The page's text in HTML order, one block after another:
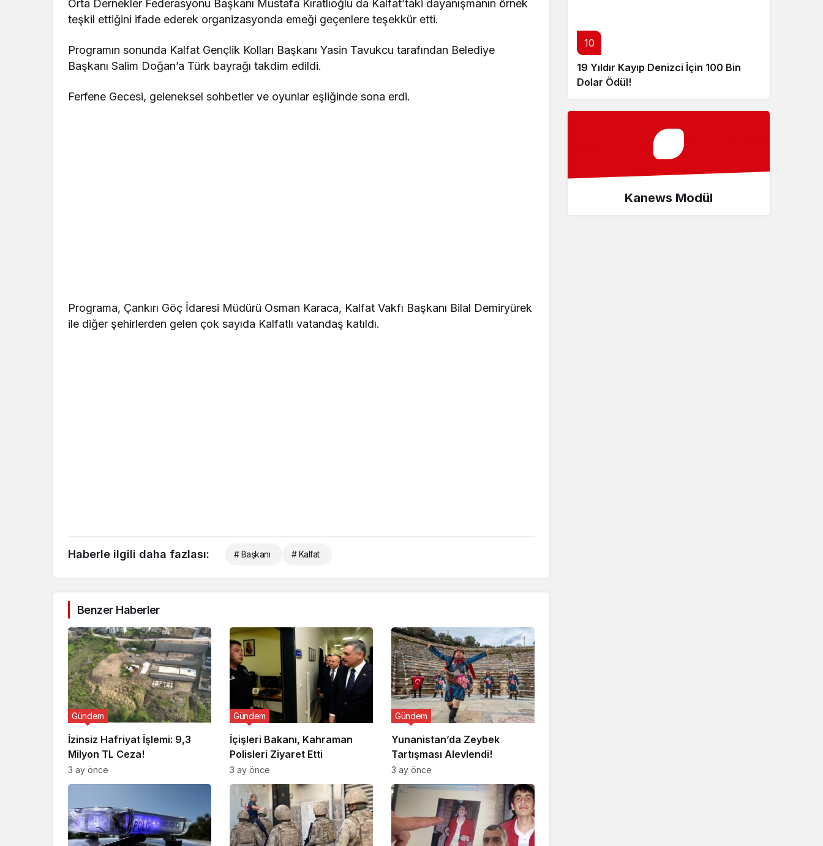
Orta Dernekler Federasyonu Başkanı Mustafa Kıratlıoğlu da Kalfat’taki dayanışmanın örnek
teşkil ettiğini ifade ederek organizasyonda emeği geçenlere teşekkür etti.
Programın sonunda Kalfat Gençlik Kolları Başkanı Yasin Tavukcu tarafından Belediye
Başkanı Salim Doğan’a Türk bayrağı takdim edildi.
Ferfene Gecesi, geleneksel sohbetler ve oyunlar eşliğinde sona erdi.
Programa, Çankırı Göç İdaresi Müdürü Osman Karaca, Kalfat Vakfı Başkanı Bilal Demiryürek
ile diğer şehirlerden gelen çok sayıda Kalfatlı vatandaş katıldı.
Haberle ilgili daha fazlası: # Başkanı # Kalfat
Benzer Haberler
İzinsiz Hafriyat İşlemi: 9,3
Milyon TL Ceza!
Gündem
3 ay önce
İçişleri Bakanı, Kahraman
Polisleri Ziyaret Etti
Gündem
3 ay önce
Yunanistan’da Zeybek
Tartışması Alevlendi!
Gündem
3 ay önce
10
19 Yıldır Kayıp Denizci İçin 100 Bin
Dolar Ödül!
Kanews Modül